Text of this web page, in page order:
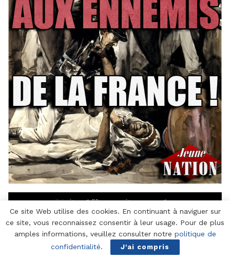
Ce site Web utilise des cookies. En continuant à naviguer sur
ce site, vous reconnaissez consentir à leur usage. Pour de plus
amples informations, veuillez consulter notre politique de
confidentialité. J'ai compris